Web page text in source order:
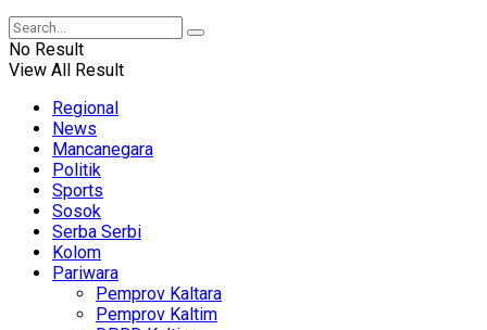
No Result
View All Result
Regional
News
Mancanegara
Politik
Sports
Sosok
Serba Serbi
Kolom
Pariwara
Pemprov Kaltara
Pemprov Kaltim